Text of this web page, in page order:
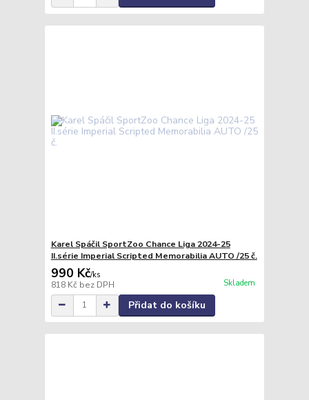
Karel Spáčil SportZoo Chance Liga 2024-25
II.série Imperial Scripted Memorabilia AUTO /25 č.
990 Kč/ks
818 Kč bez DPH Skladem
Přidat do košíku